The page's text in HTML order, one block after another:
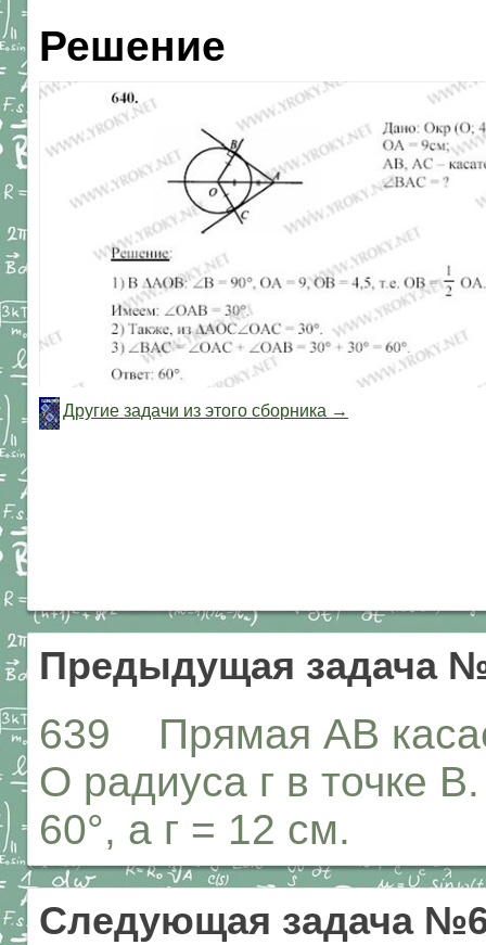
Решение
Другие задачи из этого сборника →
Предыдущая задача
639 Прямая АВ
О радиуса г в точке
60°, а г = 12 см.
Следующая задача